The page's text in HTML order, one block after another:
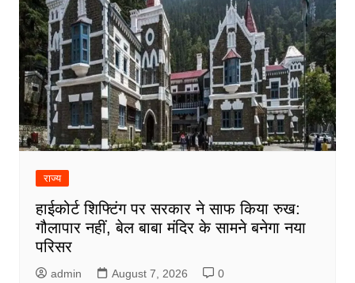
राज्य
हाईकोर्ट शिफ्टिंग पर सरकार ने साफ किया रुख:
गौलापार नहीं, बेल बाबा मंदिर के सामने बनेगा नया
परिसर
admin August 7, 2026 0